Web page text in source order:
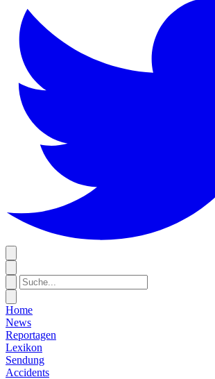
Home
News
Reportagen
Lexikon
Sendung
Accidents